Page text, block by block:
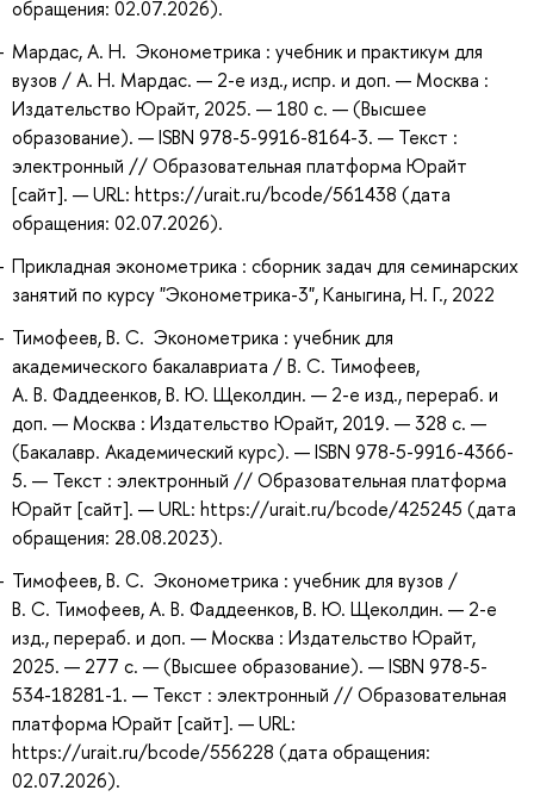
обращения: 02.07.2026).
Мардас, А. Н. Эконометрика : учебник и практикум для
вузов / А. Н. Мардас. — 2-е изд., испр. и доп. — Москва :
Издательство Юрайт, 2025. — 180 с. — (Высшее
образование). — ISBN 978-5-9916-8164-3. — Текст :
электронный // Образовательная платформа Юрайт
[сайт]. — URL: https://urait.ru/bcode/561438 (дата
обращения: 02.07.2026).
Прикладная эконометрика : сборник задач для семинарских
занятий по курсу "Эконометрика-3", Каныгина, Н. Г., 2022
Тимофеев, В. С. Эконометрика : учебник для
академического бакалавриата / В. С. Тимофеев,
А. В. Фаддеенков, В. Ю. Щеколдин. — 2-е изд., перераб. и
доп. — Москва : Издательство Юрайт, 2019. — 328 с. —
(Бакалавр. Академический курс). — ISBN 978-5-9916-4366-
5. — Текст : электронный // Образовательная платформа
Юрайт [сайт]. — URL: https://urait.ru/bcode/425245 (дата
обращения: 28.08.2023).
Тимофеев, В. С. Эконометрика : учебник для вузов /
В. С. Тимофеев, А. В. Фаддеенков, В. Ю. Щеколдин. — 2-е
изд., перераб. и доп. — Москва : Издательство Юрайт,
2025. — 277 с. — (Высшее образование). — ISBN 978-5-
534-18281-1. — Текст : электронный // Образовательная
платформа Юрайт [сайт]. — URL:
https://urait.ru/bcode/556228 (дата обращения:
02.07.2026).